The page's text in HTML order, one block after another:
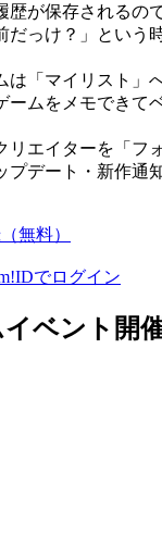
歴が保存されるの
だっけ？」という
は「マイリスト」
ームをメモできて
リエイターを「フ
プデート・新作通
無料）
でログイン
ベント開